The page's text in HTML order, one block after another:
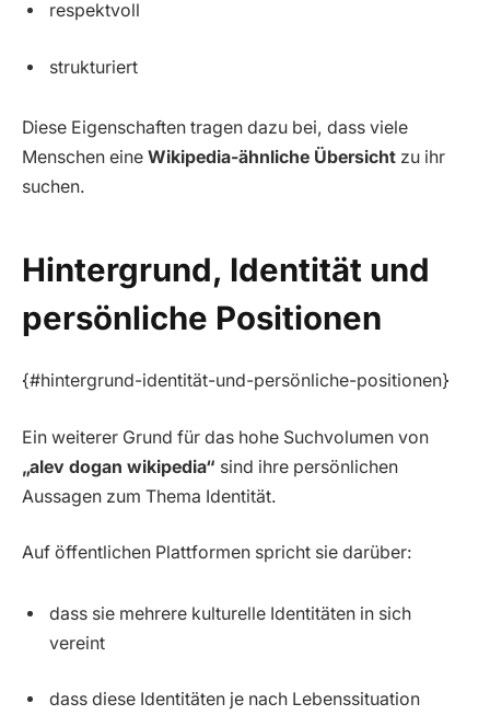
respektvoll
strukturiert
Diese Eigenschaften tragen dazu bei, dass viele
Menschen eine Wikipedia-ähnliche Übersicht zu ihr
suchen.
Hintergrund, Identität und
persönliche Positionen
{#hintergrund-identität-und-persönliche-positionen}
Ein weiterer Grund für das hohe Suchvolumen von
„alev dogan wikipedia“ sind ihre persönlichen
Aussagen zum Thema Identität.
Auf öffentlichen Plattformen spricht sie darüber:
dass sie mehrere kulturelle Identitäten in sich
vereint
dass diese Identitäten je nach Lebenssituation